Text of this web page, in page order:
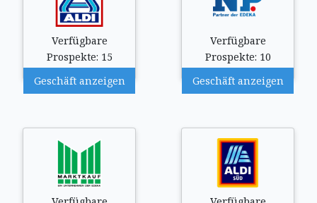
Verfügbare
Prospekte: 15
Geschäft anzeigen
Verfügbare
Prospekte: 10
Geschäft anzeigen